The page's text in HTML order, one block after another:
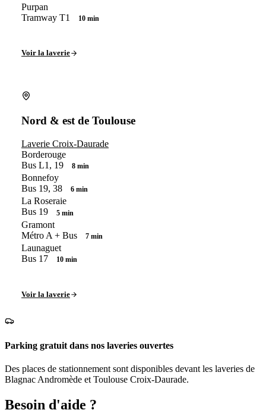
Purpan
Tramway T1
10 min
Voir la laverie
Nord & est de Toulouse
Laverie Croix-Daurade
Borderouge
Bus L1, 19
8 min
Bonnefoy
Bus 19, 38
6 min
La Roseraie
Bus 19
5 min
Gramont
Métro A + Bus
7 min
Launaguet
Bus 17
10 min
Voir la laverie
Parking gratuit dans nos laveries ouvertes
Des places de stationnement sont disponibles devant les laveries de
Blagnac Andromède et Toulouse Croix-Daurade.
Besoin d'aide ?